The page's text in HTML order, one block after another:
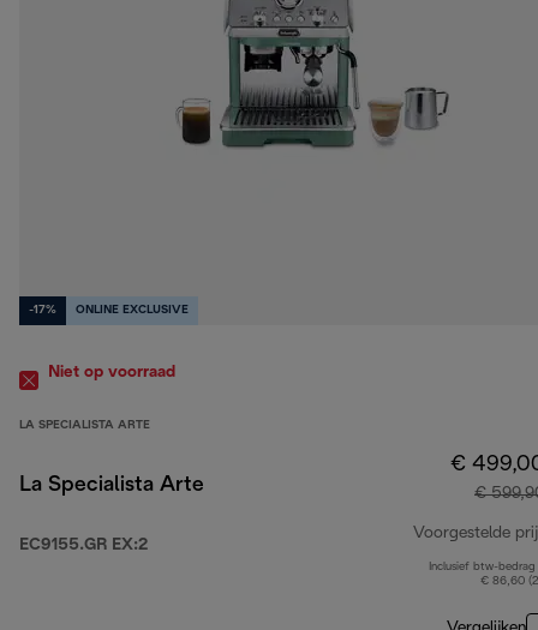
-17% ONLINE EXCLUSIVE
Niet op voorraad
LA SPECIALISTA ARTE
La Specialista Arte
EC9155.GR EX:2
€
€
Voorgestelde
Inclusief btw-bedrag
€ 86,60